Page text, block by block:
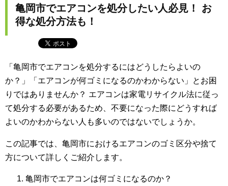
亀岡市でエアコンを処分したい人必見！ お
得な処分方法も！
「亀岡市でエアコンを処分するにはどうしたらよいの
か？」「エアコンが何ゴミになるのかわからない」とお困
りではありませんか？ エアコンは家電リサイクル法に従っ
て処分する必要があるため、不要になった際にどうすれば
よいのかわからない人も多いのではないでしょうか。
この記事では、亀岡市におけるエアコンのゴミ区分や捨て
方について詳しくご紹介します。
亀岡市でエアコンは何ゴミになるのか？